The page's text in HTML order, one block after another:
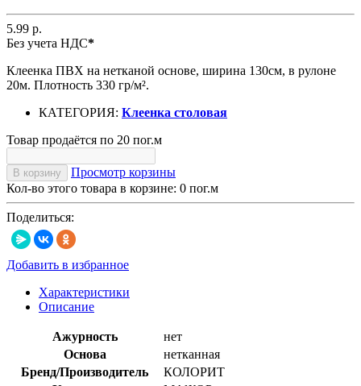
5.99 р.
Без учета НДС*
Клеенка ПВХ на нетканой основе, ширина 130см, в рулоне
20м. Плотность 330 гр/м².
КАТЕГОРИЯ: Клеенка столовая
Товар продаётся по 20 пог.м
В корзину
Просмотр корзины
Кол-во этого товара в корзине: 0 пог.м
Поделиться:
Добавить в избранное
Характеристики
Описание
Ажурность
нет
Основа
нетканная
Бренд/Производитель
КОЛОРИТ